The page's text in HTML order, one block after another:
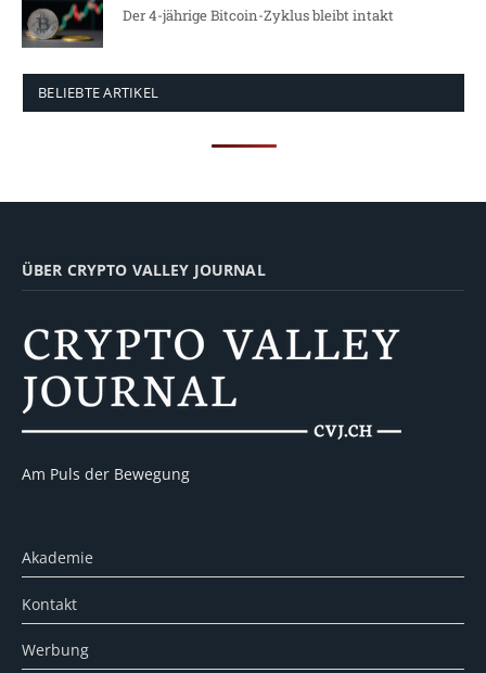
Der 4-jährige Bitcoin-Zyklus bleibt intakt
BELIEBTE ARTIKEL
ÜBER CRYPTO VALLEY JOURNAL
Am Puls der Bewegung
Akademie
Kontakt
Werbung